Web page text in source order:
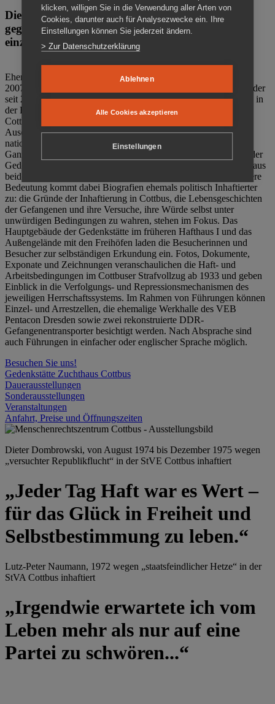
Die Gedenkstätte Zuchthaus Cottbus ist ein Ort
gegen das Vergessen. Anschaulich, nah und
einzigartig.
Ehemalige politische Häftlinge der DDR gründeten im Oktober
2007 den Verein Menschenrechtszentrum Cottbus e. V. (MRZ), der
seit 2011 Eigentümer des ehemaligen Gefängnisses (1860-2002) in
der Bautzener Straße und Träger der Gedenkstätte Zuchthaus
Cottbus ist. Im Zentrum der Arbeit der Gedenkstätte steht die
Auseinandersetzung mit politischem Unrecht während der
nationalsozialistischen Terrorherrschaft und der SED-Diktatur.
Ganzjährig zeigen mehrere Dauer- und Sonderausstellungen in der
Gedenkstätte Zuchthaus Cottbus Beispiele politischen Unrechts aus
beiden deutschen Diktaturen des 20. Jahrhunderts. Eine besondere
Bedeutung kommt dabei Biografien ehemals politisch Inhaftierter
zu: die Gründe der Inhaftierung in Cottbus, die Lebensgeschichten
der Gefangenen und ihre Versuche, ihre Würde selbst unter
unwürdigen Bedingungen zu wahren, stehen im Fokus. Das
Hauptgebäude der Gedenkstätte im früheren Hafthaus I und das
Außengelände mit den Freihöfen laden die Besucherinnen und
Besucher zur selbständigen Erkundung ein. Fotos, Dokumente,
Exponate und Zeichnungen veranschaulichen die Haft- und
Arbeitsbedingungen im Cottbuser Strafvollzug ab 1933 und geben
Einblick in die Verfolgungs- und Repressionsmechanismen des
jeweiligen Herrschaftssystems. Im Rahmen von Führungen können
Einzel- und Arrestzellen, die ehemalige Werkhalle des VEB
Pentacon Dresden sowie zwei rekonstruierte DDR-
Gefangenentransporter besichtigt werden. Nach Absprache sind
auch Führungen in einfacher oder englischer Sprache möglich.
Besuchen Sie uns!
Gedenkstätte Zuchthaus Cottbus
Dauerausstellungen
Sonderausstellungen
Veranstaltungen
Anfahrt, Preise und Öffnungszeiten
Dieter Dombrowski, von August 1974 bis Dezember 1975 wegen
„versuchter Republikflucht“ in der StVE Cottbus inhaftiert
„Jeder Tag Haft war es Wert –
für das Glück in Freiheit und
Selbstbestimmung zu leben.“
Lutz-Peter Naumann, 1972 wegen „staatsfeindlicher Hetze“ in der
StVA Cottbus inhaftiert
„Irgendwie erwartete ich vom
Leben mehr als nur auf eine
Partei zu schwören...“
klicken, willigen Sie in die Verwendung aller Arten von
Cookies, darunter auch für Analysezwecke ein. Ihre
Einstellungen können Sie jederzeit ändern.
> Zur Datenschutzerklärung
Ablehnen
Alle Cookies akzeptieren
Einstellungen